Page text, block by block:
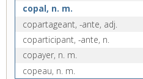
copal, n. m.
copartageant, -ante, adj.
coparticipant, -ante, n.
copayer, n. m.
copeau, n. m.